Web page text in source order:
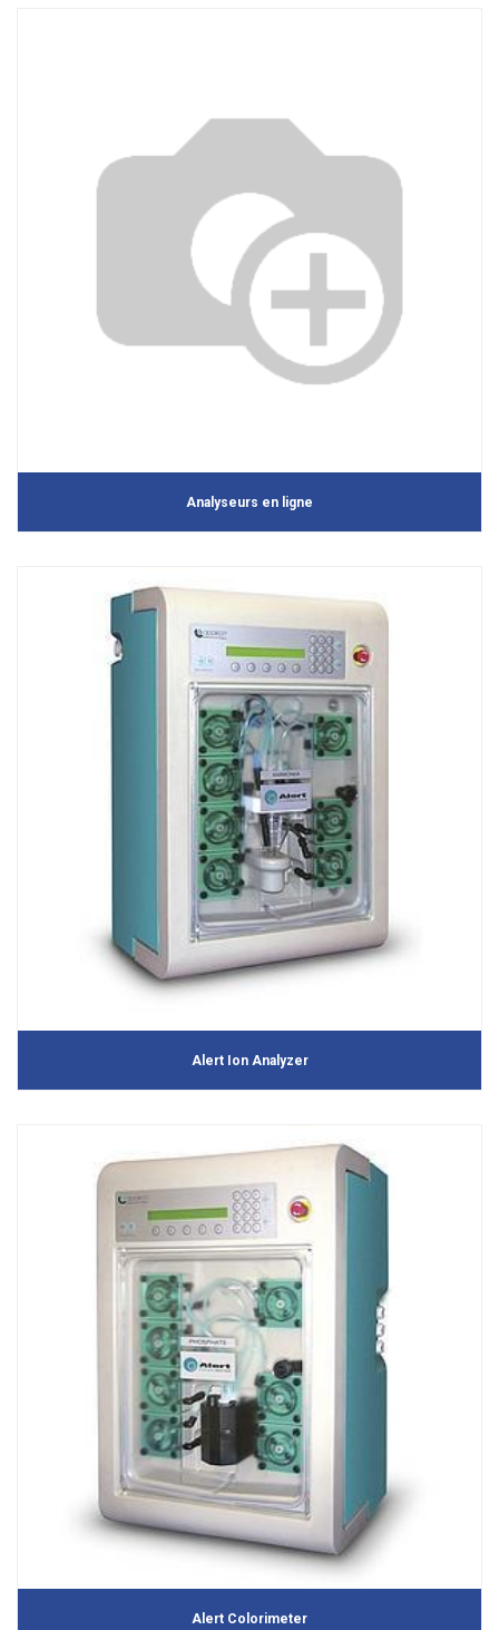
Analyseurs en ligne
Alert Ion Analyzer
Alert Colorimeter